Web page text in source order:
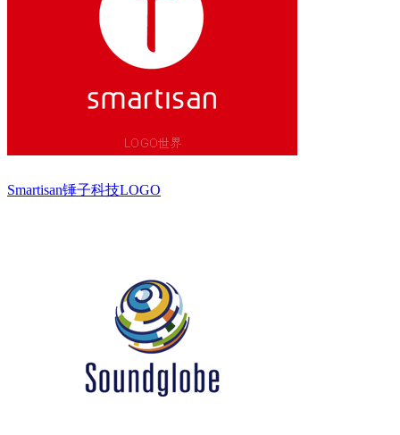
Smartisan锤子科技LOGO